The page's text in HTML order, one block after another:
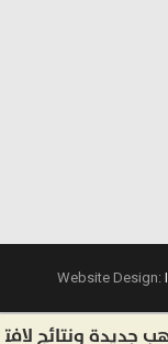
Website Design:
ونتائج لافتة